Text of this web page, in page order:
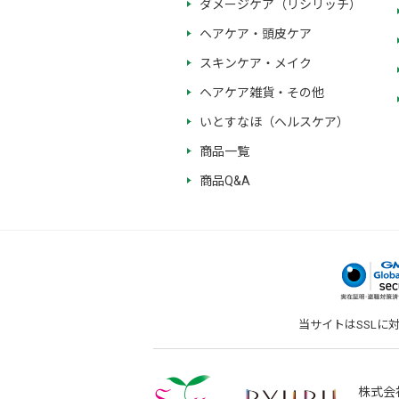
ダメージケア（リシリッチ）
ヘアケア・頭皮ケア
スキンケア・メイク
ヘアケア雑貨・その他
いとすなほ（ヘルスケア）
商品一覧
商品Q&A
当サイトはSSLに
株式